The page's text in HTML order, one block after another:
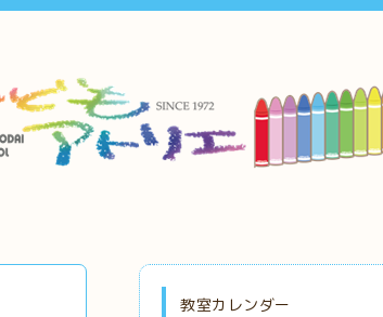
教室カレンダー